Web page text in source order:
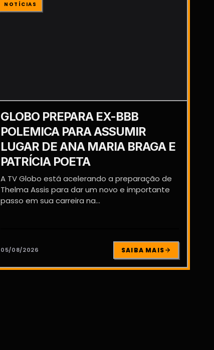
NOTÍCIAS
GLOBO PREPARA EX-BBB
POLEMICA PARA ASSUMIR
LUGAR DE ANA MARIA BRAGA E
PATRÍCIA POETA
A TV Globo está acelerando a preparação de
Thelma Assis para dar um novo e importante
passo em sua carreira na...
05/08/2026 SAIBA MAIS